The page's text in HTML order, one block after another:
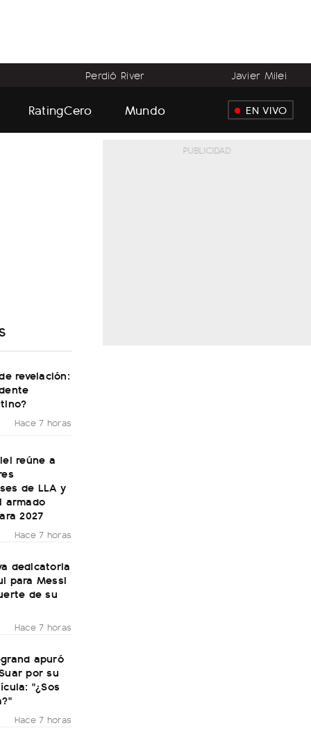
Perdió River Javier Milei
RatingCero Mundo EN VIVO
revelación:
Hace 7 horas
reúne a
de LLA y
armado
2027
Hace 7 horas
dedicatoria
para Messi
de su
Hace 7 horas
apuró
por su
"¿Sos
Hace 7 horas